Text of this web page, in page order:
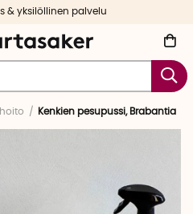
& yksilöllinen palvelu
Kenkien pesupussi, Brabantia